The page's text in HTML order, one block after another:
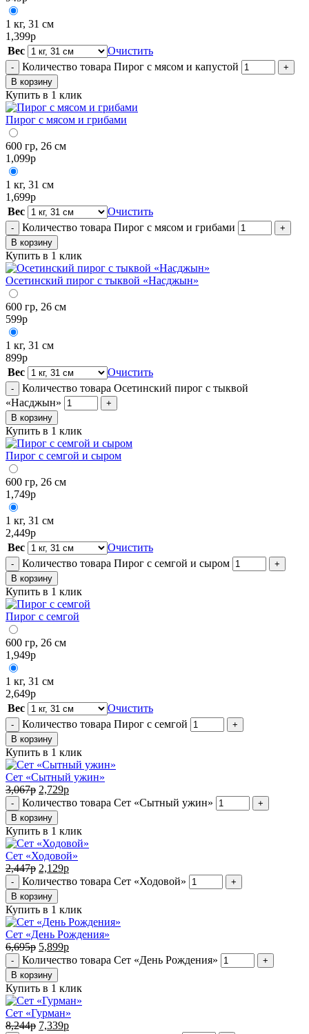
1 кг, 31 см
1,399р
Вес
Очистить
- Количество товара Пирог с мясом и капустой
+
В корзину
Купить в 1 клик
Пирог с мясом и грибами
600 гр, 26 см
1,099р
1 кг, 31 см
1,699р
Вес
Очистить
- Количество товара Пирог с мясом и грибами
+
В корзину
Купить в 1 клик
Осетинский пирог с тыквой «Насджын»
600 гр, 26 см
599р
1 кг, 31 см
899р
Вес
Очистить
-
Количество товара Осетинский пирог с тыквой
«Насджын»
+
В корзину
Купить в 1 клик
Пирог с семгой и сыром
600 гр, 26 см
1,749р
1 кг, 31 см
2,449р
Вес
Очистить
- Количество товара Пирог с семгой и сыром
+
В корзину
Купить в 1 клик
Пирог с семгой
600 гр, 26 см
1,949р
1 кг, 31 см
2,649р
Вес
Очистить
- Количество товара Пирог с семгой
+
В корзину
Купить в 1 клик
Сет «Сытный ужин»
3,067р 2,729р
- Количество товара Сет «Сытный ужин»
+
В корзину
Купить в 1 клик
Сет «Ходовой»
2,447р 2,129р
- Количество товара Сет «Ходовой»
+
В корзину
Купить в 1 клик
Сет «День Рождения»
6,695р 5,899р
- Количество товара Сет «День Рождения»
+
В корзину
Купить в 1 клик
Сет «Гурман»
8,244р 7,339р